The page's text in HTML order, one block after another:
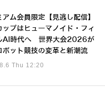
アム会員限定【見逃し配信】
ップはヒューマノイド・フィ
AI時代へ 世界大会2026が
ボット競技の変革と新潮流
Thu 12:20